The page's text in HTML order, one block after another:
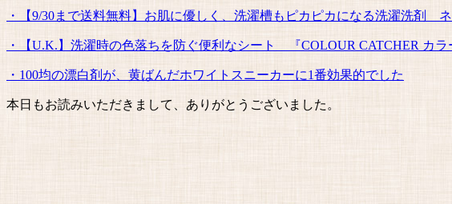
・【9/30まで送料無料】お肌に優しく、洗濯槽もピカピカになる洗濯洗剤
・【U.K.】洗濯時の色落ちを防ぐ便利なシート 『COLOUR CATCHER カラ
・100均の漂白剤が、黄ばんだホワイトスニーカーに1番効果的でした
本日もお読みいただきまして、ありがとうございました。